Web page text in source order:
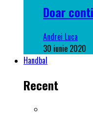
Doar
Andrei Luca
30 iunie 2020
Handbal
Recent